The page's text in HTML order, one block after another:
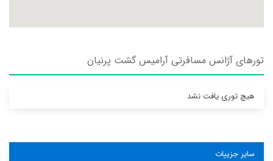
تورهای آژانس مسافرتی آراميس گشت پرنيان
هیچ توری یافت نشد
سایر جزییات